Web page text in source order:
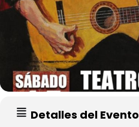
Detalles del Evento